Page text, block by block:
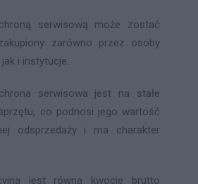
serwisową może zostać
zarówno przez osoby
i instytucje.
serwisowa jest na stałe
co podnosi jego wartość
odsprzedaży i ma charakter
jest równa kwocie brutto